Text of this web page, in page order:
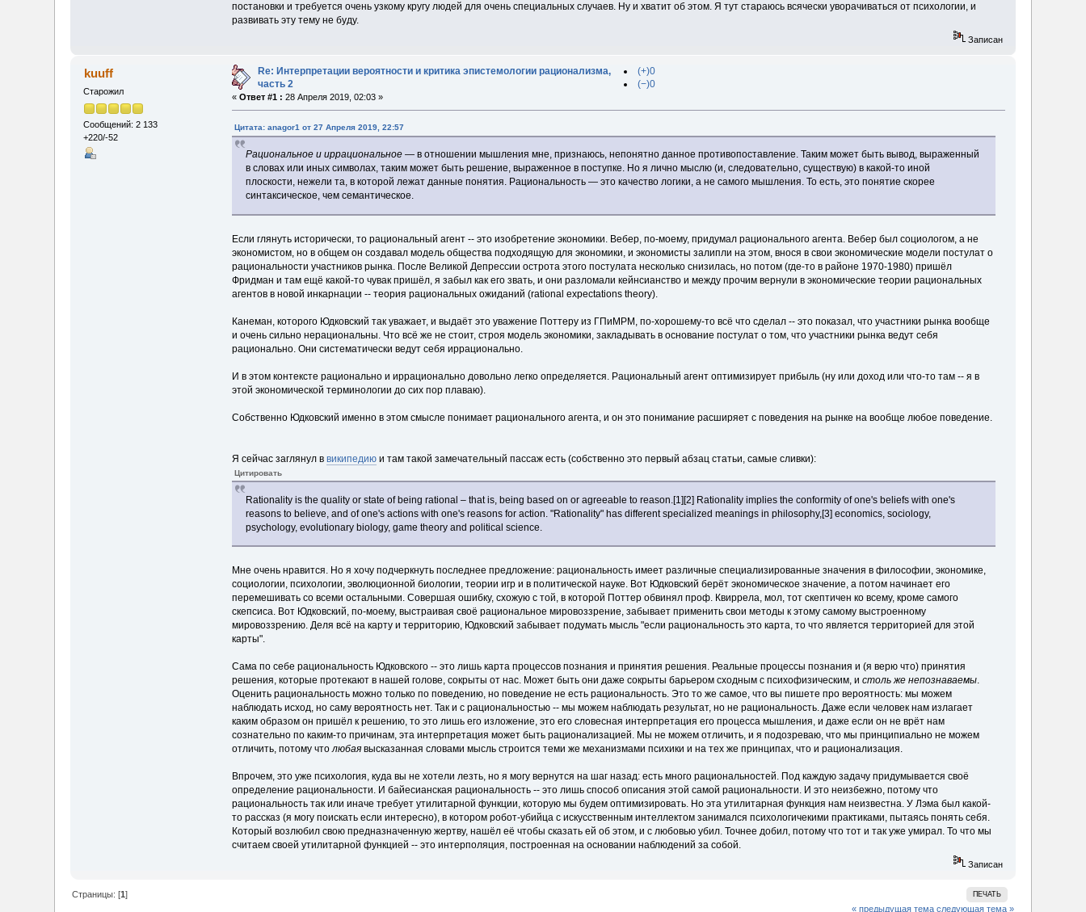
постановки и требуется очень узкому кругу людей для очень специальных случаев. Ну и хватит об этом. Я тут стараюсь всячески уворачиваться от психологии, и
развивать эту тему не буду.
Записан
kuuff
Старожил
Сообщений: 2 133
+220/-52
Re: Интерпретации вероятности и критика эпистемологии рационализма,
часть 2
« Ответ #1 : 28 Апреля 2019, 02:03 »
(+)0
(−)0
Цитата: anagor1 от 27 Апреля 2019, 22:57
Рациональное и иррациональное — в отношении мышления мне, признаюсь, непонятно данное противопоставление. Таким может быть вывод, выраженный
в словах или иных символах, таким может быть решение, выраженное в поступке. Но я лично мыслю (и, следовательно, существую) в какой-то иной
плоскости, нежели та, в которой лежат данные понятия. Рациональность — это качество логики, а не самого мышления. То есть, это понятие скорее
синтаксическое, чем семантическое.
Если глянуть исторически, то рациональный агент -- это изобретение экономики. Вебер, по-моему, придумал рационального агента. Вебер был социологом, а не
экономистом, но в общем он создавал модель общества подходящую для экономики, и экономисты залипли на этом, внося в свои экономические модели постулат о
рациональности участников рынка. После Великой Депрессии острота этого постулата несколько снизилась, но потом (где-то в районе 1970-1980) пришёл
Фридман и там ещё какой-то чувак пришёл, я забыл как его звать, и они разломали кейнсианство и между прочим вернули в экономические теории рациональных
агентов в новой инкарнации -- теория рациональных ожиданий (rational expectations theory).
Канеман, которого Юдковский так уважает, и выдаёт это уважение Поттеру из ГПиМРМ, по-хорошему-то всё что сделал -- это показал, что участники рынка вообще
и очень сильно нерациональны. Что всё же не стоит, строя модель экономики, закладывать в основание постулат о том, что участники рынка ведут себя
рационально. Они систематически ведут себя иррационально.
И в этом контексте рационально и иррационально довольно легко определяется. Рациональный агент оптимизирует прибыль (ну или доход или что-то там -- я в
этой экономической терминологии до сих пор плаваю).
Собственно Юдковский именно в этом смысле понимает рационального агента, и он это понимание расширяет с поведения на рынке на вообще любое поведение.
Я сейчас заглянул в википедиюи там такой замечательный пассаж есть (собственно это первый абзац статьи, самые сливки):
Цитировать
Rationality is the quality or state of being rational – that is, being based on or agreeable to reason.[1][2] Rationality implies the conformity of one's beliefs with one's
reasons to believe, and of one's actions with one's reasons for action. "Rationality" has different specialized meanings in philosophy,[3] economics, sociology,
psychology, evolutionary biology, game theory and political science.
Мне очень нравится. Но я хочу подчеркнуть последнее предложение: рациональность имеет различные специализированные значения в философии, экономике,
социологии, психологии, эволюционной биологии, теории игр и в политической науке. Вот Юдковский берёт экономическое значение, а потом начинает его
перемешивать со всеми остальными. Совершая ошибку, схожую с той, в которой Поттер обвинял проф. Квиррела, мол, тот скептичен ко всему, кроме самого
скепсиса. Вот Юдковский, по-моему, выстраивая своё рациональное мировоззрение, забывает применить свои методы к этому самому выстроенному
мировоззрению. Деля всё на карту и территорию, Юдковский забывает подумать мысль "если рациональность это карта, то что является территорией для этой
карты".
Сама по себе рациональность Юдковского -- это лишь карта процессов познания и принятия решения. Реальные процессы познания и (я верю что) принятия
решения, которые протекают в нашей голове, сокрыты от нас. Может быть они даже сокрыты барьером сходным с психофизическим, и столь же непознаваемы.
Оценить рациональность можно только по поведению, но поведение не есть рациональность. Это то же самое, что вы пишете про вероятность: мы можем
наблюдать исход, но саму вероятность нет. Так и с рациональностью -- мы можем наблюдать результат, но не рациональность. Даже если человек нам излагает
каким образом он пришёл к решению, то это лишь его изложение, это его словесная интерпретация его процесса мышления, и даже если он не врёт нам
сознательно по каким-то причинам, эта интерпретация может быть рационализацией. Мы не можем отличить, и я подозреваю, что мы принципиально не можем
отличить, потому чтолюбаявысказанная словами мысль строится теми же механизмами психики и на тех же принципах, что и рационализация.
Впрочем, это уже психология, куда вы не хотели лезть, но я могу вернутся на шаг назад: есть много рациональностей. Под каждую задачу придумывается своё
определение рациональности. И байесианская рациональность -- это лишь способ описания этой самой рациональности. И это неизбежно, потому что
рациональность так или иначе требует утилитарной функции, которую мы будем оптимизировать. Но эта утилитарная функция нам неизвестна. У Лэма был какой-
то рассказ (я могу поискать если интересно), в котором робот-убийца с искусственным интеллектом занимался психологичекими практиками, пытаясь понять себя.
Который возлюбил свою предназначенную жертву, нашёл её чтобы сказать ей об этом, и с любовью убил. Точнее добил, потому что тот и так уже умирал. То что мы
считаем своей утилитарной функцией -- это интерполяция, построенная на основании наблюдений за собой.
Записан
ПЕЧАТЬ
Страницы: [1]
« предыдущая тема следующая тема »